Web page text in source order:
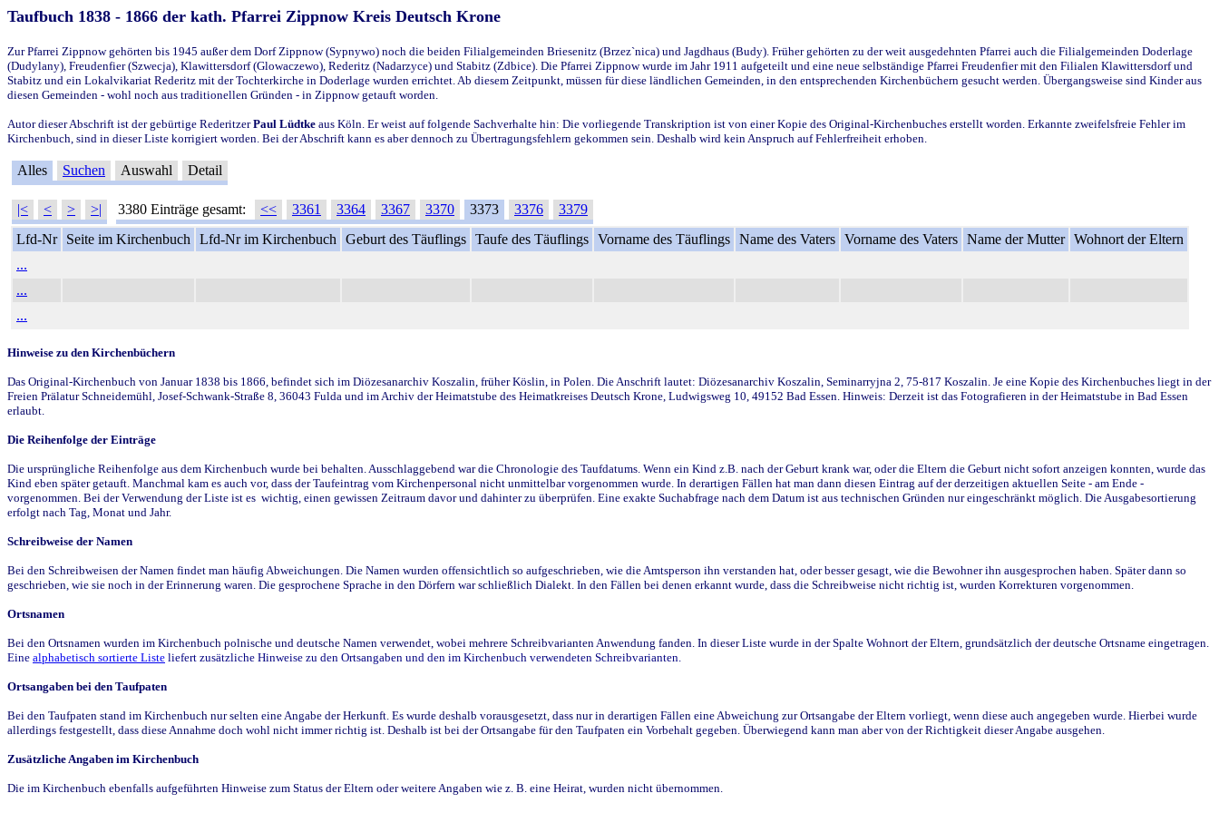
Taufbuch 1838 - 1866 der kath. Pfarrei Zippnow Kreis Deutsch Krone
Zur Pfarrei Zippnow gehörten bis 1945 außer dem Dorf Zippnow (Sypnywo) noch die beiden Filialgemeinden Briesenitz (Brzez`nica) und Jagdhaus (Budy). Früher gehörten zu der weit ausgedehnten Pfarrei auch die Filialgemeinden Doderlage
(Dudylany), Freudenfier (Szwecja), Klawittersdorf (Glowaczewo), Rederitz (Nadarzyce) und Stabitz (Zdbice). Die Pfarrei Zippnow wurde im Jahr 1911 aufgeteilt und eine neue selbständige Pfarrei Freudenfier mit den Filialen Klawittersdorf und
Stabitz und ein Lokalvikariat Rederitz mit der Tochterkirche in Doderlage wurden errichtet. Ab diesem Zeitpunkt, müssen für diese ländlichen Gemeinden, in den entsprechenden Kirchenbüchern gesucht werden. Übergangsweise sind Kinder aus
diesen Gemeinden - wohl noch aus traditionellen Gründen - in Zippnow getauft worden.
Autor dieser Abschrift ist der gebürtige RederitzerPaul Lüdtke aus Köln. Er weist auf folgende Sachverhalte hin: Die vorliegende Transkription ist von einer Kopie des Original-Kirchenbuches erstellt worden. Erkannte zweifelsfreie Fehler im
Kirchenbuch, sind in dieser Liste korrigiert worden. Bei der Abschrift kann es aber dennoch zu Übertragungsfehlern gekommen sein. Deshalb wird kein Anspruch auf Fehlerfreiheit erhoben.
Alles Suchen Auswahl Detail
|< < > >| 3380 Einträge gesamt: << 3361 3364 3367 3370 3373 3376
3379
Lfd-Nr
Seite im Kirchenbuch Lfd-Nr im Kirchenbuch Geburt des Täuflings Taufe des Täuflings Vorname des Täuflings Name des Vaters Vorname des Vaters Name der Mutter Wohnort der Eltern
...
...
...
Hinweise zu den Kirchenbüchern
Das Original-Kirchenbuch von Januar 1838 bis 1866, befindet sich im Diözesanarchiv Koszalin, früher Köslin, in Polen. Die Anschrift lautet: Diözesanarchiv Koszalin, Seminarryjna 2, 75-817 Koszalin. Je eine Kopie des Kirchenbuches liegt in der
Freien Prälatur Schneidemühl, Josef-Schwank-Straße 8, 36043 Fulda und im Archiv der Heimatstube des Heimatkreises Deutsch Krone, Ludwigsweg 10, 49152 Bad Essen. Hinweis: Derzeit ist das Fotografieren in der Heimatstube in Bad Essen
erlaubt.
Die Reihenfolge der Einträge
Die ursprüngliche Reihenfolge aus dem Kirchenbuch wurde bei behalten. Ausschlaggebend war die Chronologie des Taufdatums. Wenn ein Kind z.B. nach der Geburt krank war, oder die Eltern die Geburt nicht sofort anzeigen konnten, wurde das
Kind eben später getauft. Manchmal kam es auch vor, dass der Taufeintrag vom Kirchenpersonal nicht unmittelbar vorgenommen wurde. In derartigen Fällen hat man dann diesen Eintrag auf der derzeitigen aktuellen Seite - am Ende -
vorgenommen. Bei der Verwendung der Liste ist es wichtig, einen gewissen Zeitraum davor und dahinter zu überprüfen. Eine exakte Suchabfrage nach dem Datum ist aus technischen Gründen nur eingeschränkt möglich. Die Ausgabesortierung
erfolgt nach Tag, Monat und Jahr.
Schreibweise der Namen
Bei den Schreibweisen der Namen findet man häufig Abweichungen. Die Namen wurden offensichtlich so aufgeschrieben, wie die Amtsperson ihn verstanden hat, oder besser gesagt, wie die Bewohner ihn ausgesprochen haben. Später dann so
geschrieben, wie sie noch in der Erinnerung waren. Die gesprochene Sprache in den Dörfern war schließlich Dialekt. In den Fällen bei denen erkannt wurde, dass die Schreibweise nicht richtig ist, wurden Korrekturen vorgenommen.
Ortsnamen
Bei den Ortsnamen wurden im Kirchenbuch polnische und deutsche Namen verwendet, wobei mehrere Schreibvarianten Anwendung fanden. In dieser Liste wurde in der Spalte Wohnort der Eltern, grundsätzlich der deutsche Ortsname eingetragen.
Eine alphabetisch sortierte Liste liefert zusätzliche Hinweise zu den Ortsangaben und den im Kirchenbuch verwendeten Schreibvarianten.
Ortsangaben bei den Taufpaten
Bei den Taufpaten stand im Kirchenbuch nur selten eine Angabe der Herkunft. Es wurde deshalb vorausgesetzt, dass nur in derartigen Fällen eine Abweichung zur Ortsangabe der Eltern vorliegt, wenn diese auch angegeben wurde. Hierbei wurde
allerdings festgestellt, dass diese Annahme doch wohl nicht immer richtig ist. Deshalb ist bei der Ortsangabe für den Taufpaten ein Vorbehalt gegeben. Überwiegend kann man aber von der Richtigkeit dieser Angabe ausgehen.
Zusätzliche Angaben im Kirchenbuch
Die im Kirchenbuch ebenfalls aufgeführten Hinweise zum Status der Eltern oder weitere Angaben wie z. B. eine Heirat, wurden nicht übernommen.